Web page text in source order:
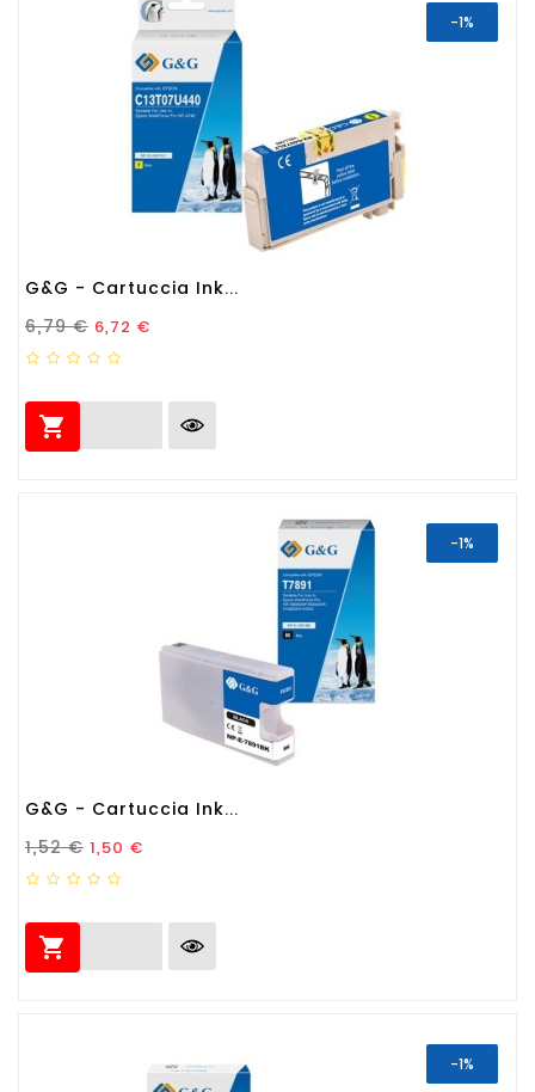
-1%
G&G - Cartuccia Ink...
Prezzo Standard
6,79 € Prezzo
6,72 €

-1%
G&G - Cartuccia Ink...
Prezzo Standard
1,52 € Prezzo
1,50 €

-1%